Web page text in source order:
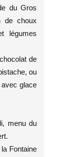
du Gros
de choux
légumes
de
ou
glace
menu du
Fontaine